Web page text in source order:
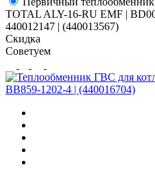
TOTAL ALY-16-RU EMF |
440012147 | (440013567)
Скидка
Советуем